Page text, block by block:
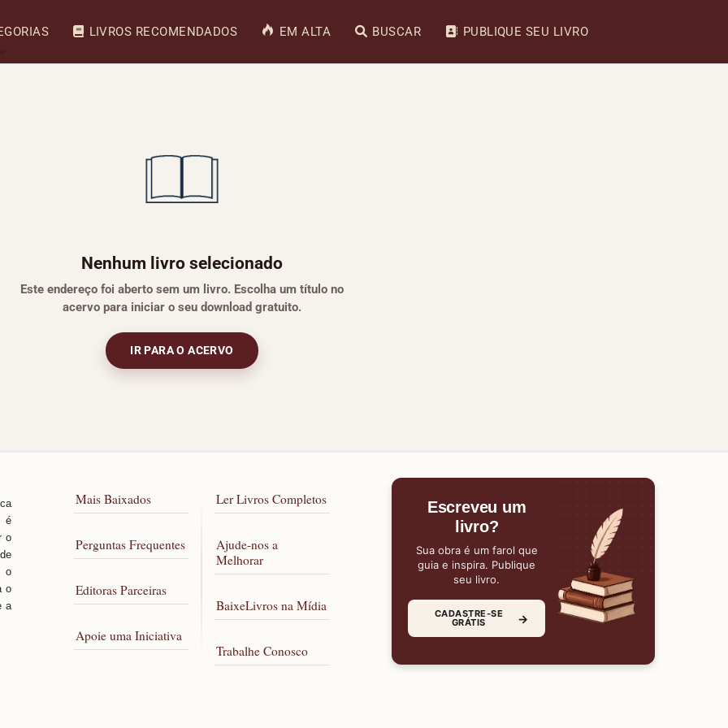
LIVROS RECOMENDADOS EM ALTA BUSCAR PUBLIQUE SEU LIVRO
Nenhum livro selecionado
Este endereço foi aberto sem um livro. Escolha um título no
acervo para iniciar o seu download gratuito.
IR PARA O ACERVO
é
o
o
o
a
Mais Baixados
Perguntas Frequentes
Editoras Parceiras
Apoie uma Iniciativa
Ler Livros Completos
Ajude-nos a
Melhorar
BaixeLivros na Mídia
Trabalhe Conosco
Escreveu um
livro?
Sua obra é um farol que
guia e inspira. Publique
seu livro.
CADASTRE-SE
GRÁTIS →